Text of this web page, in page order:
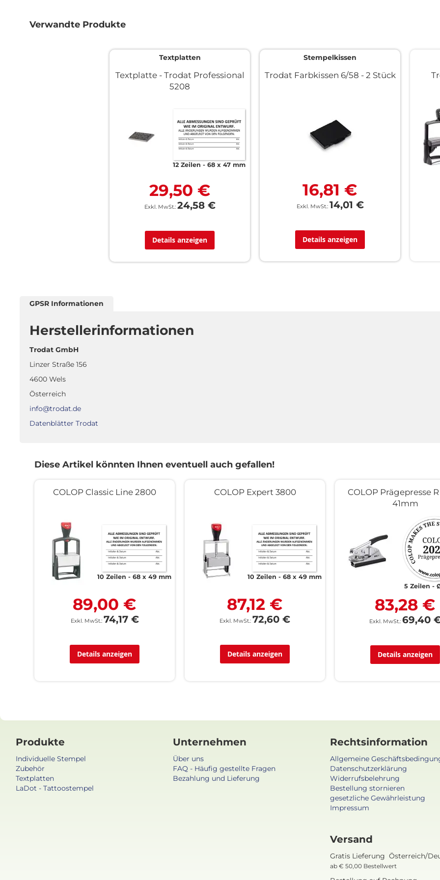
derVerwandte Produkte
Textplatten
Textplatte - Trodat Professional
5208
12 Zeilen 68 x 47 mm
29,50 €
24,58 €
Details anzeigen
Stempelkissen
Trodat Farbkissen 6/58 - 2 Stück
16,81 €
14,01 €
Details anzeigen
GPSR Informationen
Herstellerinformationen
Trodat GmbH
Linzer Straße 156
4600 Wels
Österreich
info@trodat.de
Datenblätter Trodat
Diese Artikel könnten Ihnen eventuell auch gefallen!
COLOP Classic Line 2800
10 Zeilen 68 x 49 mm
89,00 €
74,17 €
Details anzeigen
COLOP Expert 3800
10 Zeilen 68 x 49 mm
87,12 €
72,60 €
Details anzeigen
COLOP Prägepresse
41mm
5 Zeilen
83,28 €
69,40
Details anzeigen
Produkte
Individuelle Stempel
Zubehör
Textplatten
LaDot - Tattoostempel
Unternehmen
Über uns
FAQ - Häufig gestellte Fragen
Bezahlung und Lieferung
Rechtsinformation
Allgemeine
Datenschutzerklärung
Widerrufsbelehrung
Bestellung stornieren
gesetzliche Gewährleistung
Impressum
Versand
Gratis Lieferung Österreich/
ab € 50,00 Bestellwert